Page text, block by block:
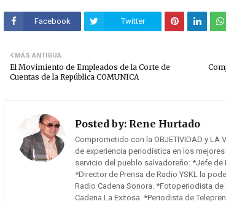
Facebook Twitter
MÁS ANTIGUA
El Movimiento de Empleados de la Corte de
Cuentas de la República COMUNICA
Posted by: Rene Hurtado
Comprometido con la OBJETIVIDAD y LA
de experiencia periodística en los
servicio del pueblo salvadoreño: *Jefe de
*Director de Prensa de Radio YSKL la
Radio Cadena Sonora. *Fotoperiodista
Cadena La Exitosa. *Periodista de